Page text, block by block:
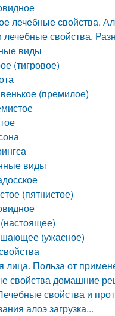
лечебные свойства.
свойства.
виды
(тигровое)
(премилое)
виды
(пятнистое)
(ужасное)
лица. Польза от
свойства домашние
свойства и
алоэ загрузка...